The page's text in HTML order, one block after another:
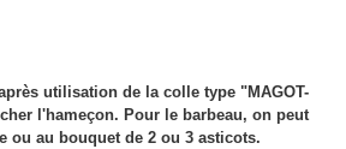
utilisation de la colle type "MAGOT-
l'hameçon. Pour le barbeau, on peut
ou au bouquet de 2 ou 3 asticots.